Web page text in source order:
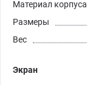
Материал корпуса
Размеры
Вес
Экран